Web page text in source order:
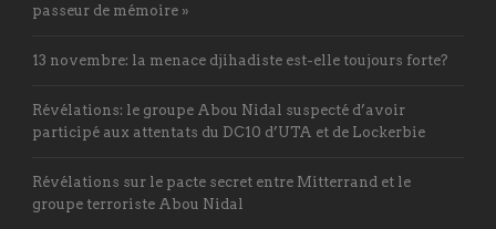
passeur de mémoire »
13 novembre: la menace djihadiste est-elle toujours forte?
Révélations: le groupe Abou Nidal suspecté d’avoir
participé aux attentats du DC10 d’UTA et de Lockerbie
Révélations sur le pacte secret entre Mitterrand et le
groupe terroriste Abou Nidal